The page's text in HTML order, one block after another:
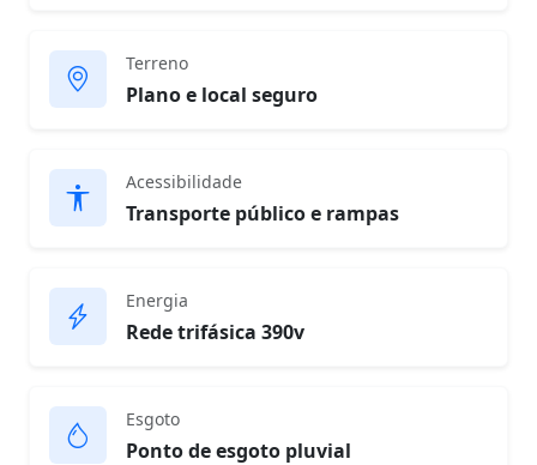
Terreno
Plano e local seguro
Acessibilidade
Transporte público e rampas
Energia
Rede trifásica 390v
Esgoto
Ponto de esgoto pluvial